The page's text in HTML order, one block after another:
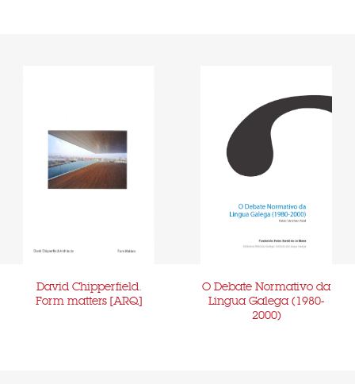
David Chipperfield.
Form matters [ARQ]
O Debate Normativo da
Lingua Galega (1980-
2000)